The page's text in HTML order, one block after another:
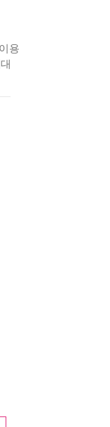
용